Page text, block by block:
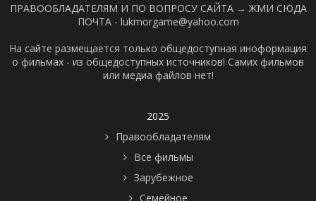
ПРАВООБЛАДАТЕЛЯМ И ПО ВОПРОСУ САЙТА → ЖМИ СЮДА
ПОЧТА - lukmorgame@yahoo.com
На сайте размещается только общедоступная иноформация
о фильмах - из общедоступных источников! Самих фильмов
или медиа файлов нет!
2025
Правообладателям
Все фильмы
Зарубежное
Семейное